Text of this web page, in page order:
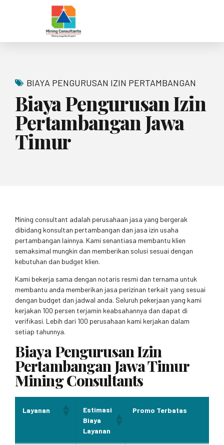
BIAYA PENGURUSAN IZIN PERTAMBANGAN
Biaya Pengurusan Izin
Pertambangan Jawa
Timur
Mining consultant adalah perusahaan jasa yang bergerak
dibidang konsultan pertambangan dan jasa izin usaha
pertambangan lainnya. Kami senantiasa membantu klien
semaksimal mungkin dan memberikan solusi sesuai dengan
kebutuhan dan budget klien.
Kami bekerja sama dengan notaris resmi dan ternama untuk
membantu anda memberikan jasa perizinan terkait yang sesuai
dengan budget dan jadwal anda. Seluruh pekerjaan yang kami
kerjakan 100 persen terjamin keabsahannya dan dapat di
verifikasi. Lebih dari 100 perusahaan kami kerjakan dalam
setiap tahunnya.
Biaya Pengurusan Izin
Pertambangan Jawa Timur
Mining Consultants
Layanan
Estimasi
Biaya
Layanan
Promo Terbatas